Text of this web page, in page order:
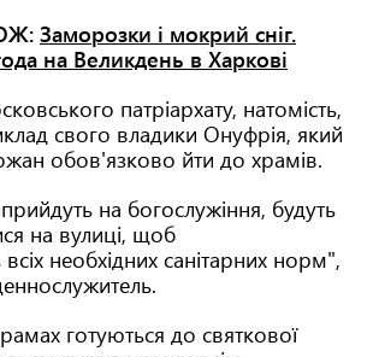
Заморозки і мокрий сніг.
на Великдень в Харкові
патріархату, натомість,
свого владики Онуфрія, який
обов'язково йти до храмів.
прийдуть на богослужіння, будуть
на вулиці, щоб
необхідних санітарних норм",
готуються до святкової